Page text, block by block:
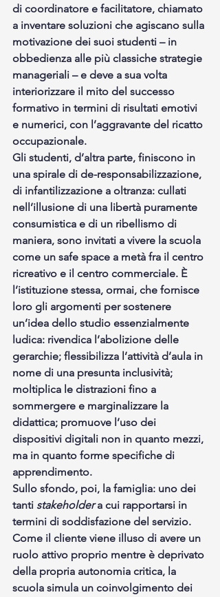
di coordinatore e facilitatore, chiamato
a inventare soluzioni che agiscano sulla
motivazione dei suoi studenti – in
obbedienza alle più classiche strategie
manageriali – e deve a sua volta
interiorizzare il mito del successo
formativo in termini di risultati emotivi
e numerici, con l’aggravante del ricatto
occupazionale.
Gli studenti, d’altra parte, finiscono in
una spirale di de-responsabilizzazione,
di infantilizzazione a oltranza: cullati
nell’illusione di una libertà puramente
consumistica e di un ribellismo di
maniera, sono invitati a vivere la scuola
come un safe space a metà fra il centro
ricreativo e il centro commerciale. È
l’istituzione stessa, ormai, che fornisce
loro gli argomenti per sostenere
un’idea dello studio essenzialmente
ludica: rivendica l’abolizione delle
gerarchie; flessibilizza l’attività d’aula in
nome di una presunta inclusività;
moltiplica le distrazioni fino a
sommergere e marginalizzare la
didattica; promuove l’uso dei
dispositivi digitali non in quanto mezzi,
ma in quanto forme specifiche di
apprendimento.
Sullo sfondo, poi, la famiglia: uno dei
tanti stakeholder a cui rapportarsi in
termini di soddisfazione del servizio.
Come il cliente viene illuso di avere un
ruolo attivo proprio mentre è deprivato
della propria autonomia critica, la
scuola simula un coinvolgimento dei